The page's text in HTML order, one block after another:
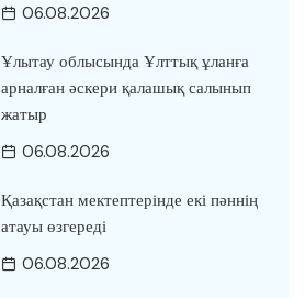
06.08.2026
Ұлытау облысында Ұлттық ұланға
арналған әскери қалашық салынып
жатыр
06.08.2026
Қазақстан мектептерінде екі пәннің
атауы өзгереді
06.08.2026